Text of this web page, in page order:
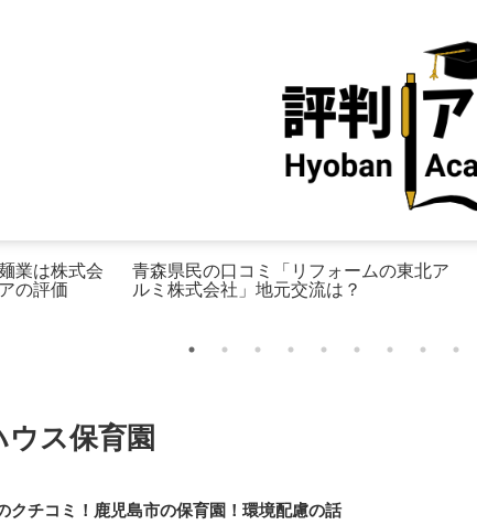
業は株式会
の評価
青森県民の口コミ「リフォームの東北ア
ルミ株式会社」地元交流は？
ス保育園
クチコミ！鹿児島市の保育園！環境配慮の話